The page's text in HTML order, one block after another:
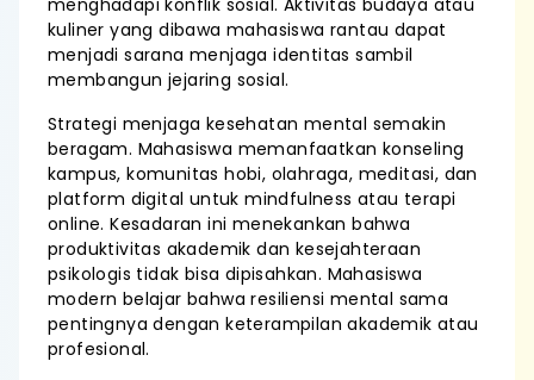
menghadapi konflik sosial. Aktivitas budaya atau
kuliner yang dibawa mahasiswa rantau dapat
menjadi sarana menjaga identitas sambil
membangun jejaring sosial.
Strategi menjaga kesehatan mental semakin
beragam. Mahasiswa memanfaatkan konseling
kampus, komunitas hobi, olahraga, meditasi, dan
platform digital untuk mindfulness atau terapi
online. Kesadaran ini menekankan bahwa
produktivitas akademik dan kesejahteraan
psikologis tidak bisa dipisahkan. Mahasiswa
modern belajar bahwa resiliensi mental sama
pentingnya dengan keterampilan akademik atau
profesional.